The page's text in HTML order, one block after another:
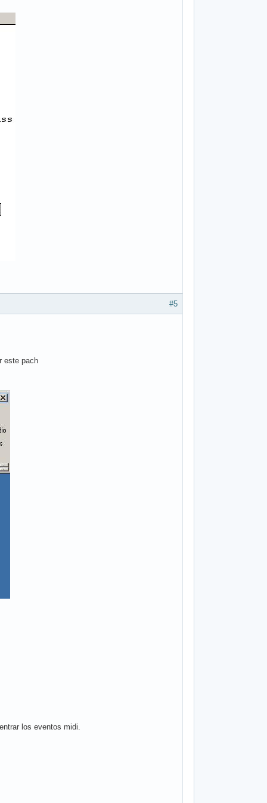
#5
este pach
los eventos midi.